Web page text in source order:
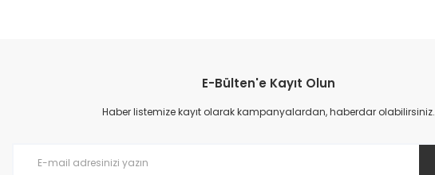
Ürün resmi kalitesiz, bozuk veya görüntülenemiyor.
Ürün açıklamasında eksik bilgiler bulunuyor.
E-Bülten'e Kayıt Olun
Haber listemize kayıt olarak kampanyalardan, haberdar olabilirsiniz.